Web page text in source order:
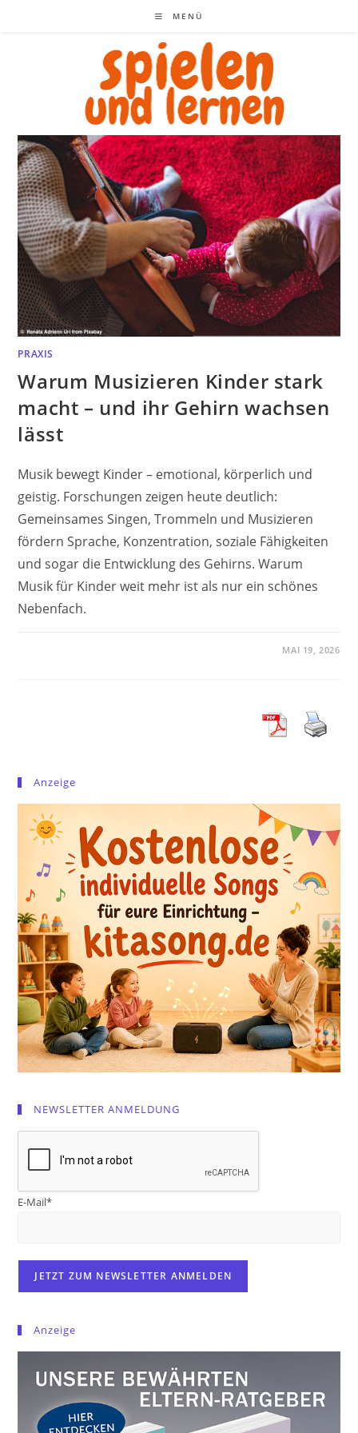
MENÜ
PRAXIS
Warum Musizieren Kinder stark
macht – und ihr Gehirn wachsen
lässt
Musik bewegt Kinder – emotional, körperlich und
geistig. Forschungen zeigen heute deutlich:
Gemeinsames Singen, Trommeln und Musizieren
fördern Sprache, Konzentration, soziale Fähigkeiten
und sogar die Entwicklung des Gehirns. Warum
Musik für Kinder weit mehr ist als nur ein schönes
Nebenfach.
MAI 19, 2026
Anzeige
NEWSLETTER ANMELDUNG
E-Mail*
Anzeige